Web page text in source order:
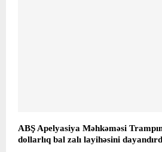
ABŞ Apelyasiya Məhkəməsi
dollarlıq bal zalı layihəsini